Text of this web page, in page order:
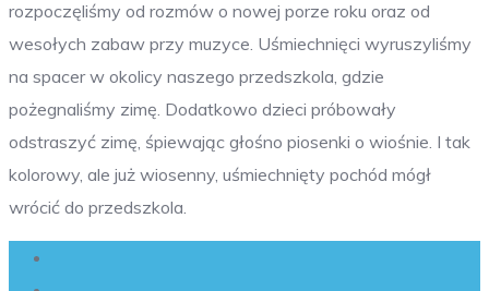
rozpoczęliśmy od rozmów o nowej porze roku oraz od
wesołych zabaw przy muzyce. Uśmiechnięci wyruszyliśmy
na spacer w okolicy naszego przedszkola, gdzie
pożegnaliśmy zimę. Dodatkowo dzieci próbowały
odstraszyć zimę, śpiewając głośno piosenki o wiośnie. I tak
kolorowy, ale już wiosenny, uśmiechnięty pochód mógł
wrócić do przedszkola.